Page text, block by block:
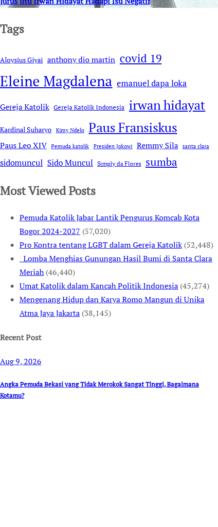
Tags
Aloysius Giyai anthony dio martin covid 19
Eleine Magdalena emanuel dapa loka
Gereja Katolik Gereja Katolik Indonesia irwan hidayat
Kardinal Suharyo Kimy Ndelo Paus Fransiskus
Paus Leo XIV Pemuda katolik Presiden Jokowi Remmy Sila santa clara
sidomuncul Sido Muncul Simply da Flores sumba
Most Viewed Posts
Pemuda Katolik Jabar Lantik Pengurus Komcab Kota
Bogor 2024-2027 (57,020)
Pro Kontra tentang LGBT dalam Gereja Katolik (52,448)
Lomba Menghias Gunungan Hasil Bumi di Santa Clara
Meriah (46,440)
Umat Katolik dalam Kancah Politik Indonesia (45,274)
Mengenang Hidup dan Karya Romo Mangun di Unika
Atma Jaya Jakarta (38,145)
Recent Post
Aug 9, 2026
Angka Pemuda Bekasi yang Tidak Merokok Sangat Tinggi, Bagaimana
Kotamu?